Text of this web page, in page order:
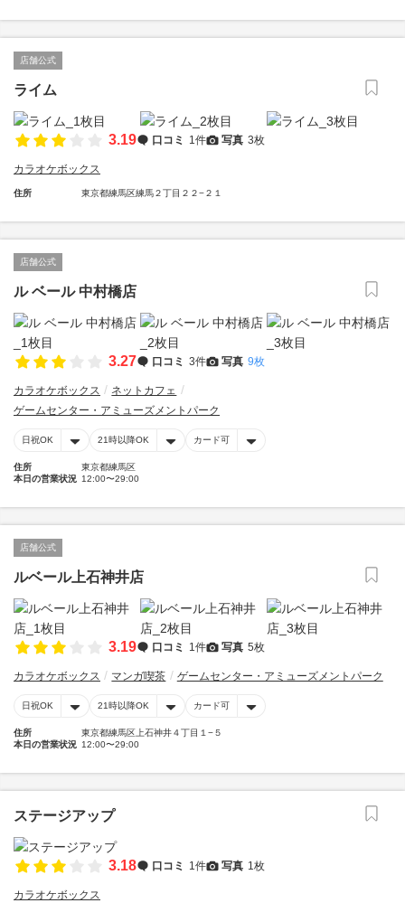
店舗公式
ライム
3.19 口コミ 1件 写真 3枚
カラオケボックス
住所 東京都練馬区練馬２丁目２２−２１
店舗公式
ル ベール 中村橋店
3.27 口コミ 3件 写真 9枚
カラオケボックス
ネットカフェ
ゲームセンター・アミューズメントパーク
日祝OK 21時以降OK カード可
住所
東京都練馬区
本日の営業状況 12:00〜29:00
店舗公式
ルベール上石神井店
3.19 口コミ 1件 写真 5枚
カラオケボックス マンガ喫茶 ゲームセンター・アミューズメントパーク
日祝OK 21時以降OK カード可
住所
東京都練馬区上石神井４丁目１−５
本日の営業状況 12:00〜29:00
ステージアップ
3.18 口コミ 1件 写真 1枚
カラオケボックス